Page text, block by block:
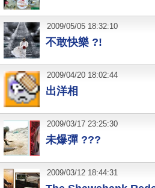
不敢快樂 ?!
2009/05/05 18:32:10
出洋相
2009/04/20 18:02:44
未爆彈 ???
2009/03/17 23:25:30
2009/03/12 18:44:31